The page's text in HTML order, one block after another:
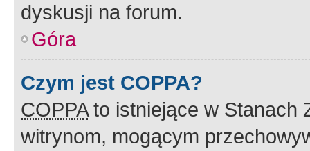
dyskusji na forum.
Góra
Czym jest COPPA?
COPPAto istniejące w Stanach
witrynom, mogącym